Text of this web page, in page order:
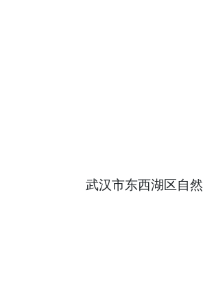
武汉市东西湖区自然